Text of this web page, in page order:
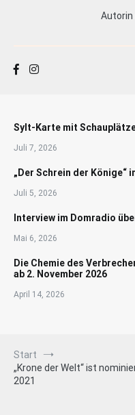
Autorin
Sylt-Karte mit
Juli 7, 2026
„Der Schrein der Könige“
Juli 5, 2026
Interview im Domradio
Mai 6, 2026
Die Chemie des
ab 2. November 2026
April 14, 2026
Start
„Krone der Welt“ ist
2021